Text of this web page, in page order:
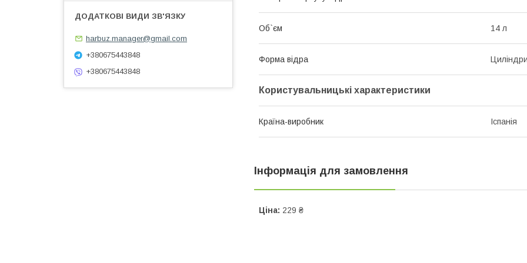
Об`єм 14 л
Форма відра
Користувальницькі характеристики
Країна-виробник Іспанія
Інформація для замовлення
Ціна: 229 ₴
harbuz.manager@gmail.com
+380675443848
+380675443848